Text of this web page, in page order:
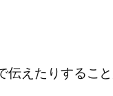
えたりするこ